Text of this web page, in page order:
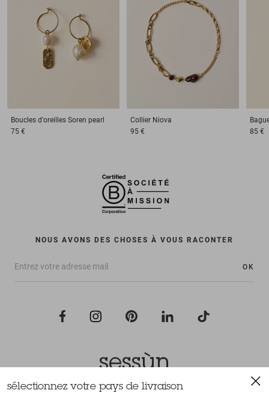
Boucles d'oreilles Soren pearl
75 €
Collier Niova
95 €
85 €
NOUS AVONS DES CHOSES À VOUS RACONTER
OK
Tous droits réservés Sessùn 2022
sélectionnez votre pays de livraison